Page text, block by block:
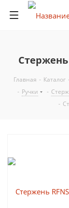
Стержень
Главная - Каталог -
- Ручки -
-